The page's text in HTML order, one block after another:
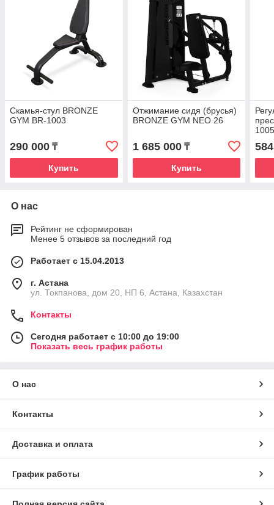
Скамья-стул BRONZE
GYM BR-1003
290 000 ₸
Купить
Отжимание сидя (брусья)
BRONZE GYM NEO 26
1 685 000₸
Купить
О нас
Рейтинг не сформирован
Менее 5 отзывов за последний год
Работает с 15.04.2013
г. Астана
ул. Токпанова, дом 20, НП 6, Астана, Казахстан
Контакты
Сегодня работает с 10:00 до 19:00
Показать весь график работы
О нас
Контакты
Доставка и оплата
График работы